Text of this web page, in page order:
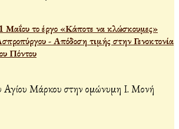
το έργο «Κάποτε να κλώσκουμες»
- Απόδοση τιμής στην Γενοκτονία
Πόντου